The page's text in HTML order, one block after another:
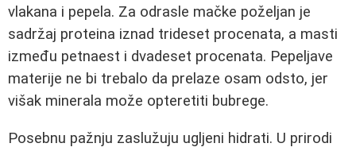
vlakana i pepela. Za odrasle mačke poželjan je
sadržaj proteina iznad trideset procenata, a masti
između petnaest i dvadeset procenata. Pepeljave
materije ne bi trebalo da prelaze osam odsto, jer
višak minerala može opteretiti bubrege.
Posebnu pažnju zaslužuju ugljeni hidrati. U prirodi